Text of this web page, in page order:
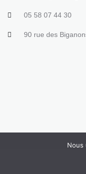
05 58 07 44 30
90 rue des
Nous